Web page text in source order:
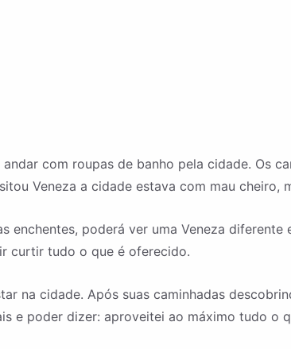
com roupas de banho pela cidade. Os
Veneza a cidade estava com mau cheiro,
poderá ver uma Veneza diferente
curtir tudo o que é oferecido.
na cidade. Após suas caminhadas
e poder dizer: aproveitei ao máximo tudo o